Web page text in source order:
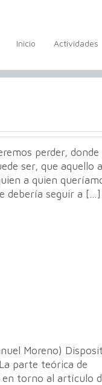
Inicio Actividades
perder, donde
ser, que aquello
a quien
debería seguir a […]
Moreno)
parte teórica de
torno al artículo